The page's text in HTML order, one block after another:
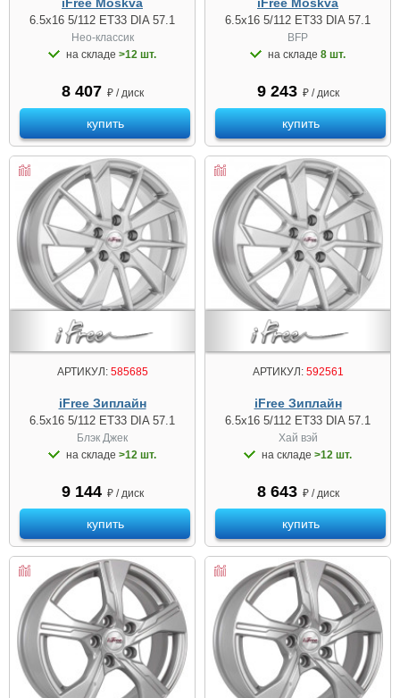
6.5x16 5/112 ET33 DIA 57.1
Нео-классик
на складе >12 шт.
8 407 ₽ / диск
купить
6.5x16 5/112 ET33 DIA 57.1
BFP
на складе 8 шт.
9 243 ₽ / диск
купить
АРТИКУЛ:585685
iFree Зиплайн
6.5x16 5/112 ET33 DIA 57.1
Блэк Джек
на складе >12 шт.
9 144 ₽ / диск
купить
АРТИКУЛ:592561
iFree Зиплайн
6.5x16 5/112 ET33 DIA 57.1
Хай вэй
на складе >12 шт.
8 643 ₽ / диск
купить